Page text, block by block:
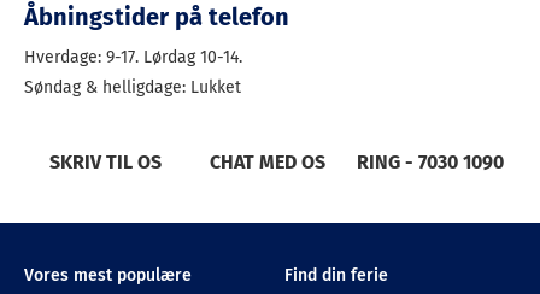
Åbningstider på telefon
Hverdage: 9-17. Lørdag 10-14.
Søndag & helligdage: Lukket
SKRIV TIL OS CHAT MED OS RING - 7030 1090
Vores mest populære
Find din ferie